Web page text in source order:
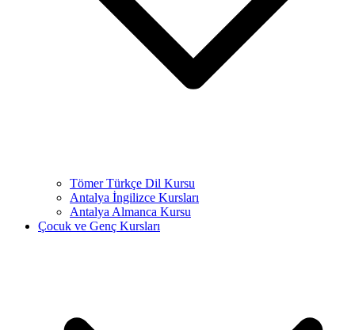
Tömer Türkçe Dil Kursu
Antalya İngilizce Kursları
Antalya Almanca Kursu
Çocuk ve Genç Kursları